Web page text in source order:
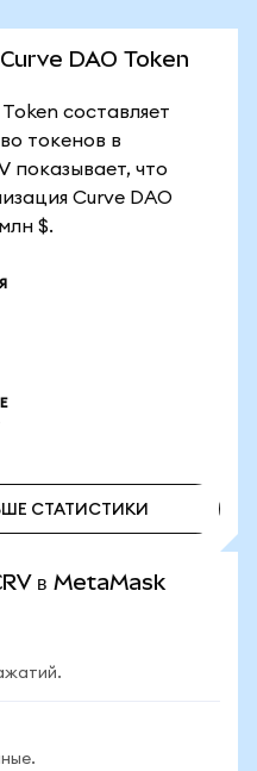
Curve DAO Token
составляет
токенов в
показывает, что
Curve DAO
$.
СТАТИСТИКИ
в MetaMask